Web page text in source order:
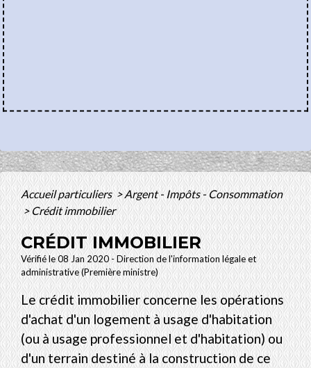
Accueil particuliers>Argent - Impôts - Consommation
>Crédit immobilier
CRÉDIT IMMOBILIER
Vérifié le 08 Jan 2020 - Direction de l'information légale et
administrative (Première ministre)
Le crédit immobilier concerne les opérations
d'achat d'un logement à usage d'habitation
(ou à usage professionnel et d'habitation) ou
d'un terrain destiné à la construction de ce